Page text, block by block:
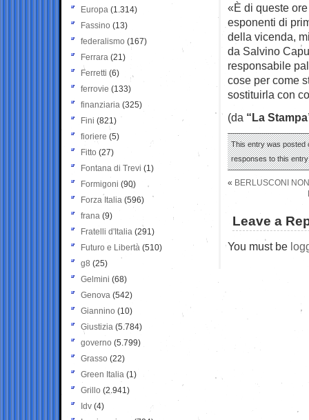
«È di queste
esponenti di
della vicenda,
da Salvino
responsabile
cose per come
sostituirla con
(da “La
This entry was posted
responses to this
« BERLUSCONI
Leave a
You must be
Europa (1.314)
Fassino (13)
federalismo (167)
Ferrara (21)
Ferretti (6)
ferrovie (133)
finanziaria (325)
Fini (821)
fioriere (5)
Fitto (27)
Fontana di Trevi (1)
Formigoni (90)
Forza Italia (596)
frana (9)
Fratelli d'Italia (291)
Futuro e Libertà (510)
g8 (25)
Gelmini (68)
Genova (542)
Giannino (10)
Giustizia (5.784)
governo (5.799)
Grasso (22)
Green Italia (1)
Grillo (2.941)
Idv (4)